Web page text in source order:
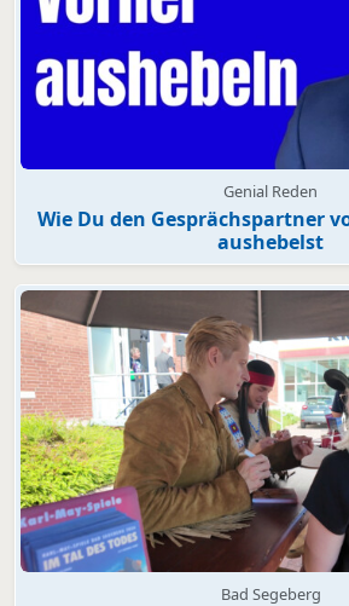
Genial Reden
Wie Du den Gesprächspartner
aushebelst
Bad Segeberg